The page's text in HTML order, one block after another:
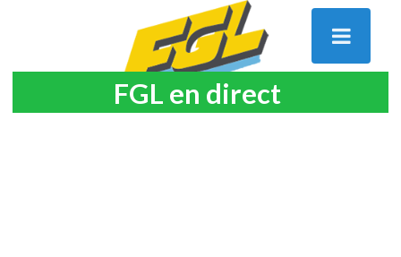
FGL en direct